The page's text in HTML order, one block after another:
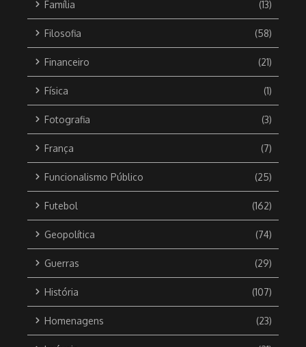
Família (13)
Filosofia (58)
Financeiro (21)
Física (1)
Fotografia (3)
França (7)
Funcionalismo Público (25)
Futebol (162)
Geopolítica (74)
Guerras (29)
História (107)
Homenagens (23)